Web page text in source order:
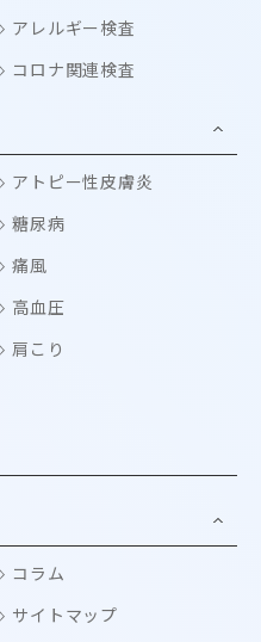
アレルギー検査
コロナ関連検査
アトピー性皮膚炎
糖尿病
痛風
高血圧
肩こり
コラム
サイトマップ